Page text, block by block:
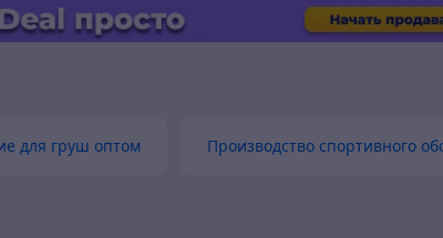
для груш оптом Производство спортивного